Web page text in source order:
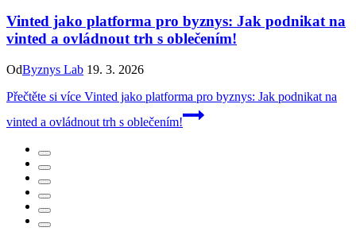
Vinted jako platforma pro byznys: Jak podnikat na
vinted a ovládnout trh s oblečením!
OdByznys Lab 19. 3. 2026
Přečtěte si více Vinted jako platforma pro byznys: Jak podnikat na
vinted a ovládnout trh s oblečením!